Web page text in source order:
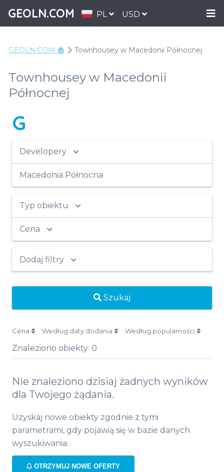
GEOLN.COM PL USD
GEOLN.COM 🏠 Townhousey w Macedonii Północnej
Townhousey w Macedonii
Północnej
G
Developery
Macedonia Północna
Typ obiektu
Cena
Dodaj filtry
Szukaj
Cena Według daty dodania Według popularności
Znaleziono obiekty: 0
Nie znaleziono dzisiaj żadnych wyników
dla Twojego żądania.
Uzyskaj nowe obiekty zgodnie z tymi
parametrami, gdy pojawią się w bazie danych
wyszukiwania.
OTRZYMUJ NOWE OFERTY